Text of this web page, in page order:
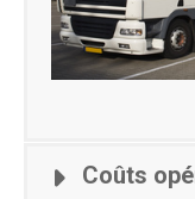
Coûts